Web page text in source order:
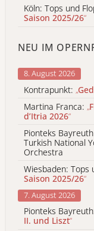
Köln: Tops und
Saison 2025/26“
NEU IM
8. August 2026
Kontrapunkt: „
Martina Franca: „
d’Itria 2026“
Pionteks Bayreuth
Turkish National
Orchestra
Wiesbaden: Tops
Saison 2025/26“
7. August 2026
Pionteks
II. und Liszt“